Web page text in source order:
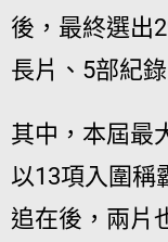
後，最終選出
長片、5部紀
其中，本屆最
以13項入圍稱
追在後，兩片